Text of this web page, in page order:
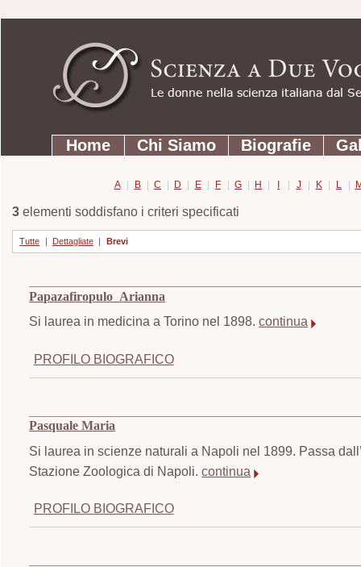
contenuti.
Strumenti
personali
SezioniHome Chi Siamo Biografie
A | B | C | D | E | F | G | H | I | J | K | L |
3elementi soddisfano i criteri specificati
Tutte | Dettagliate | Brevi
Papazafiropulo Arianna
Si laurea in medicina a Torino nel 1898.continua
PROFILO BIOGRAFICO
Pasquale Maria
Si laurea in scienze naturali a Napoli nel 1899. Passa
Stazione Zoologica di Napoli.continua
PROFILO BIOGRAFICO